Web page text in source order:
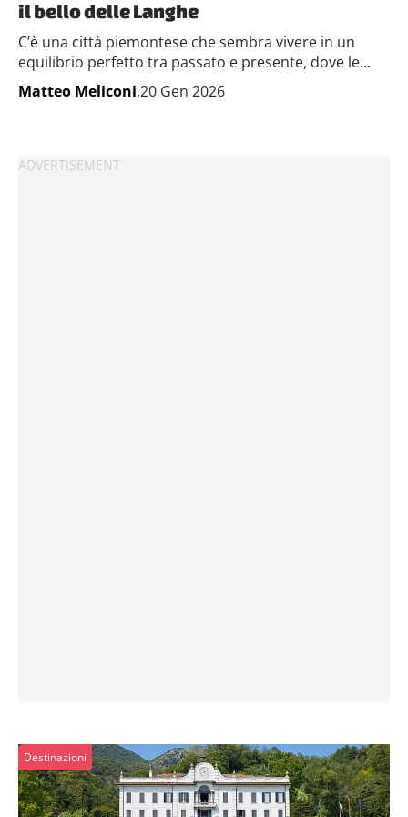
il bello delle Langhe
C’è una città piemontese che sembra vivere in un
equilibrio perfetto tra passato e presente, dove le...
Matteo Meliconi,20 Gen 2026
Destinazioni